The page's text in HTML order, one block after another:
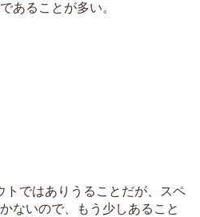
あることが多い。
トではありうることだが、スペ
ないので、もう少しあること